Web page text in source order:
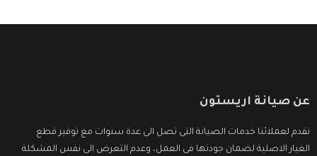
عن صيانة اريستون
نقدم لعملائنا خدمات الصيانة التى تصل الى عدة سنوات مع توفير قطع
الغيار الاصلية لضمان جودتها فى العمل، وعدم التعرض الى نفس المشكلة